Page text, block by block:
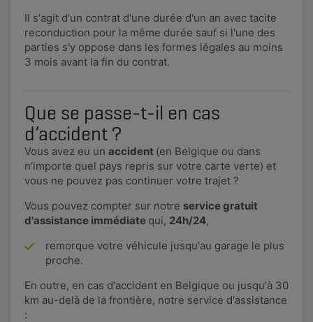
Il s'agit d'un contrat d'une durée d'un an avec tacite
reconduction pour la même durée sauf si l'une des
parties s'y oppose dans les formes légales au moins
3 mois avant la fin du contrat.
Que se passe-t-il en cas
d’accident ?
Vous avez eu un accident (en Belgique ou dans
n'importe quel pays repris sur votre carte verte​) et
vous ne pouvez pas continuer votre trajet ?
Vous pouvez compter sur notre service gratuit
d'assistance immédiate qui, 24h/24,
remorque votre véhicule jusqu'au garage le plus
proche.
En outre, en cas d'accident en Belgique ou jusqu'à 30
km au-delà de la frontière, notre service d'assistance
: ​